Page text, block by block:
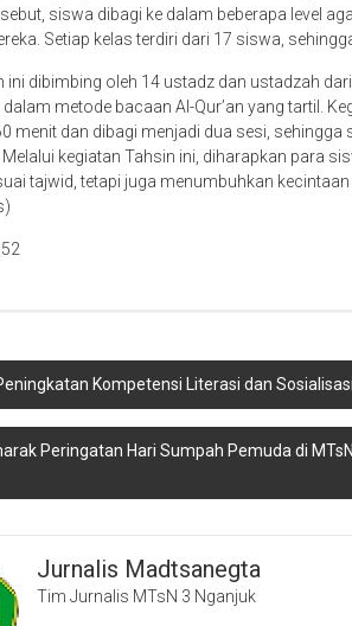
siswa dibagi ke dalam beberapa level
Setiap kelas terdiri dari 17 siswa,
ini dibimbing oleh 14 ustadz dan ustadzah
metode bacaan Al-Qur’an yang tartil.
menit dan dibagi menjadi dua sesi,
kegiatan Tahsin ini, diharapkan para
tajwid, tetapi juga menumbuhkan
52
Kompetensi Literasi dan
Peringatan Hari Sumpah Pemuda di
Jurnalis Madtsanegta
Tim Jurnalis MTsN 3 Nganjuk